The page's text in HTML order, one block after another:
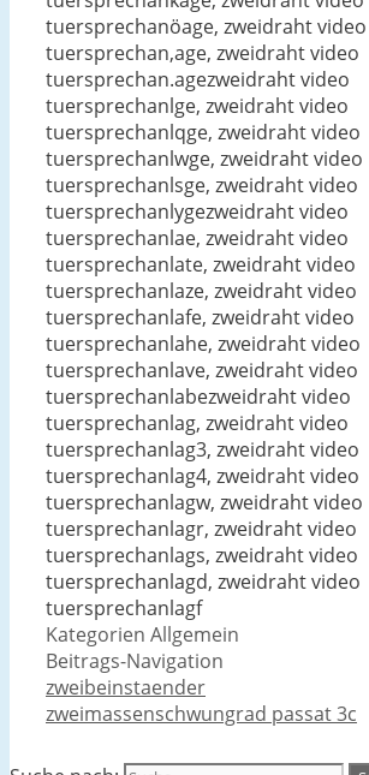
tuersprechanöage, zweidraht video
tuersprechan,age, zweidraht video
tuersprechan.agezweidraht video
tuersprechanlge, zweidraht video
tuersprechanlqge, zweidraht video
tuersprechanlwge, zweidraht video
tuersprechanlsge, zweidraht video
tuersprechanlygezweidraht video
tuersprechanlae, zweidraht video
tuersprechanlate, zweidraht video
tuersprechanlaze, zweidraht video
tuersprechanlafe, zweidraht video
tuersprechanlahe, zweidraht video
tuersprechanlave, zweidraht video
tuersprechanlabezweidraht video
tuersprechanlag, zweidraht video
tuersprechanlag3, zweidraht video
tuersprechanlag4, zweidraht video
tuersprechanlagw, zweidraht video
tuersprechanlagr, zweidraht video
tuersprechanlags, zweidraht video
tuersprechanlagd, zweidraht video
tuersprechanlagf
Kategorien Allgemein
Beitrags-Navigation
zweibeinstaender
zweimassenschwungrad passat 3c